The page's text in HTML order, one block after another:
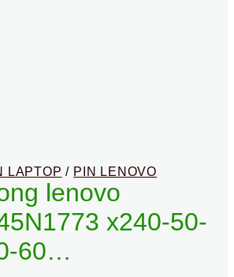
LAPTOP / PIN LENOVO
lenovo
x240-50-
60…